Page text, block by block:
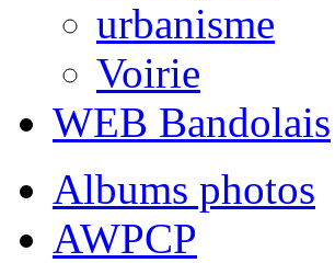
urbanisme
Voirie
WEB Bandolais
Albums photos
AWPCP